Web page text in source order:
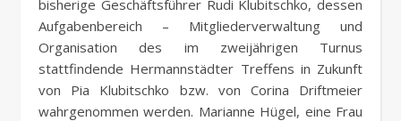
bisherige Geschäftsführer Rudi Klubitschko, dessen
Aufgabenbereich – Mitgliederverwaltung und
Organisation des im zweijährigen Turnus
stattfindende Hermannstädter Treffens in Zukunft
von Pia Klubitschko bzw. von Corina Driftmeier
wahrgenommen werden. Marianne Hügel, eine Frau